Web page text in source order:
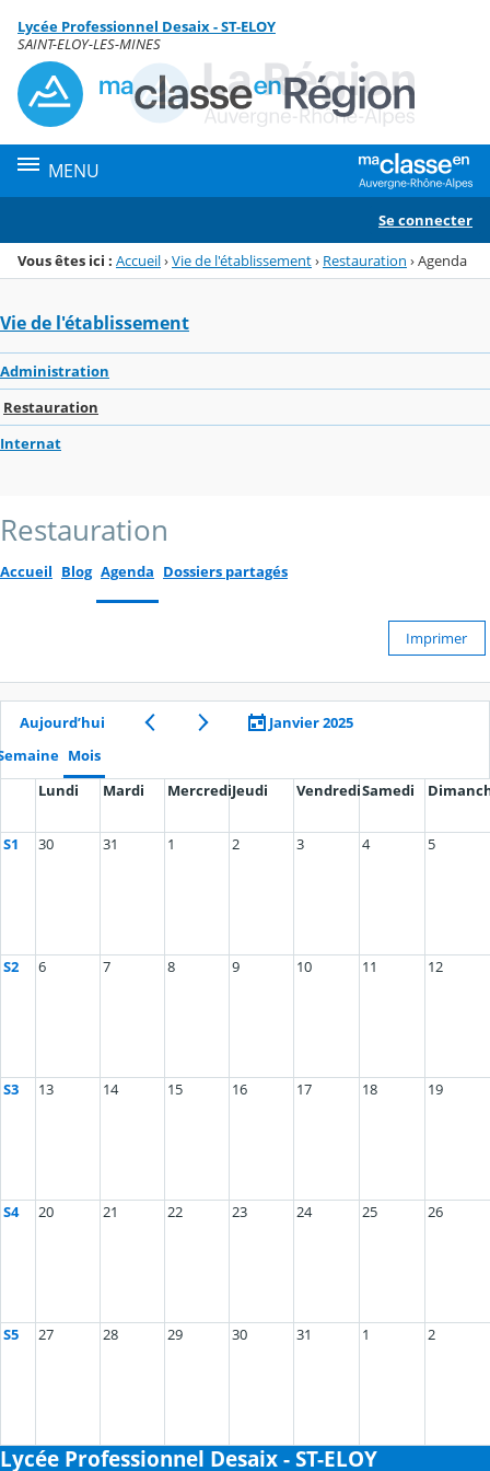
Menu de la rubrique
Contenu
Lycée Professionnel Desaix - ST-ELOY
SAINT-ELOY-LES-MINES
MENU
Se connecter
Vous êtes ici : Accueil›Vie de l'établissement› Restauration ›Agenda
Vie de l'établissement
Administration
Restauration
Internat
Restauration
Accueil Blog Agenda Dossiers partagés
Imprimer
Aujourd’hui
Janvier 2025
Mois
Lundi
Mardi MercrediJeudi VendrediSamedi
S1 30 31 1 2 3 4 5
S2 6 7 8 9 10 11 12
S3 13 14 15 16 17 18 19
S4 20 21 22 23 24 25 26
S5 27 28 29 30 31 1 2
Lycée Professionnel Desaix - ST-ELOY